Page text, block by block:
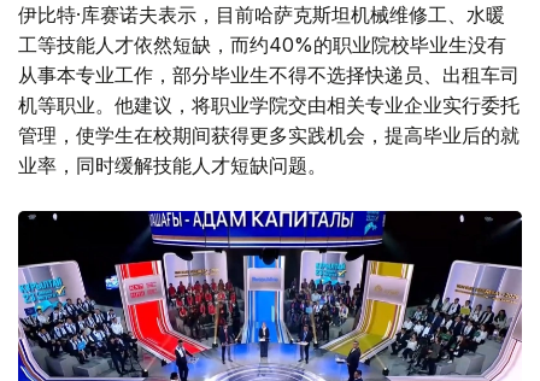
伊比特·库赛诺夫表示，目前哈萨克斯坦机械维修工、水暖
工等技能人才依然短缺，而约40%的职业院校毕业生没有
从事本专业工作，部分毕业生不得不选择快递员、出租车司
机等职业。他建议，将职业学院交由相关专业企业实行委托
管理，使学生在校期间获得更多实践机会，提高毕业后的就
业率，同时缓解技能人才短缺问题。